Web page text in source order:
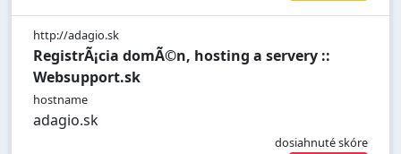
http://adagio.sk
RegistrÃ¡cia domÃ©n, hosting a servery ::
Websupport.sk
hostname
adagio.sk
dosiahnuté skóre